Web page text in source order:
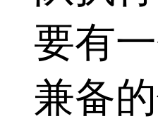
要有
兼备